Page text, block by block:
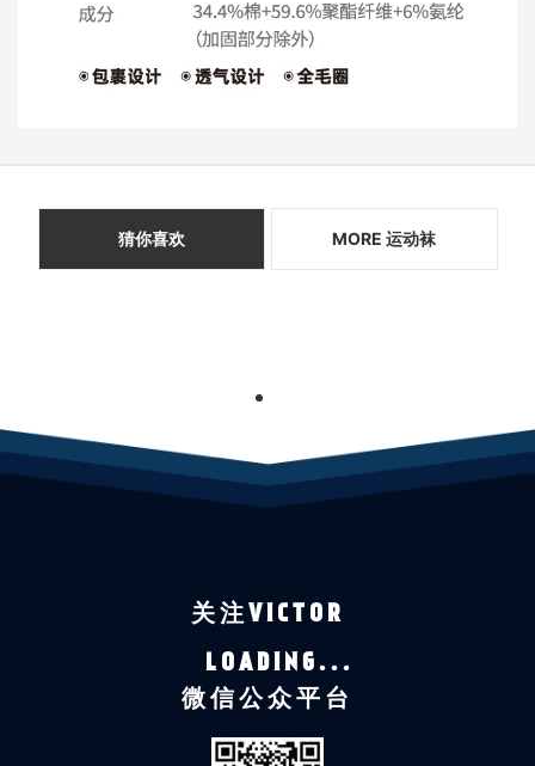
猜你喜欢 MORE 运动袜
1
关注VICTOR
LOADING...
微信公众平台